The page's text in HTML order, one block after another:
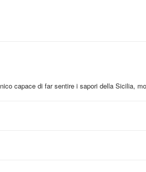
capace di far sentire i sapori della Sicilia,